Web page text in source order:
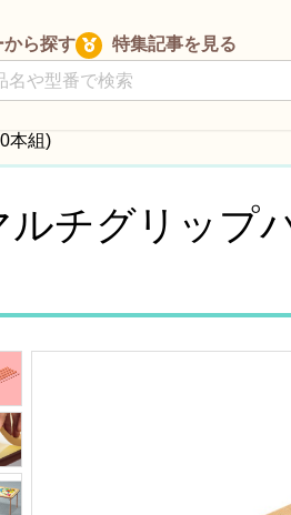
から探す 特集記事を見る
ップバー(20本
ルチグリップ